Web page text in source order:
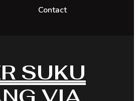
Contact
SUKU